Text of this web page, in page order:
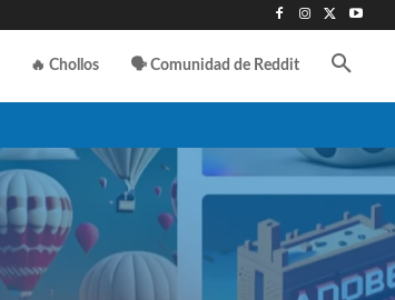
🔥 Chollos 🗣️ Comunidad de Reddit